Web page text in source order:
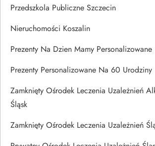
Przedszkola Publiczne Szczecin
Nieruchomości Koszalin
Prezenty Na Dzien Mamy Personalizowane
Prezenty Personalizowane Na 60 Urodziny
Zamknięty Ośrodek Leczenia Uzależnień
Śląsk
Zamknięty Ośrodek Leczenia Uzależnień